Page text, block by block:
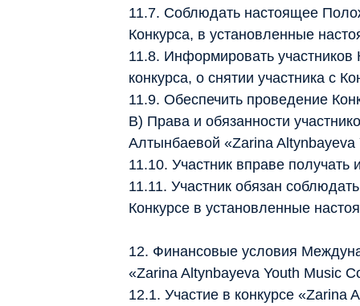
11.7. Соблюдать настоящее
Конкурса, в установленные
11.8. Информировать
конкурса, о снятии участника с
11.9. Обеспечить проведение
В) Права и обязанности
Алтынбаевой «Zarina
11.10. Участник вправе
11.11. Участник обязан
Конкурсе в установленные
12. Финансовые условия
«Zarina Altynbayeva Youth Music
12.1. Участие в конкурсе «Zarina